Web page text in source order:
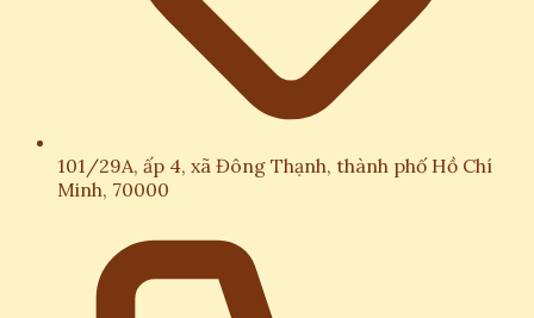
101/29A, ấp 4, xã Đông Thạnh, thành phố Hồ Chí
Minh, 70000